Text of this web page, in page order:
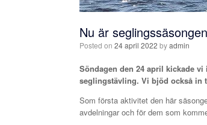
Nu är
Posted on 24 april 2022 byadmin
Söndagen den 24 april kickade
seglingstävling. Vi bjöd också in
Som första aktivitet den här
avdelningar och för dem som